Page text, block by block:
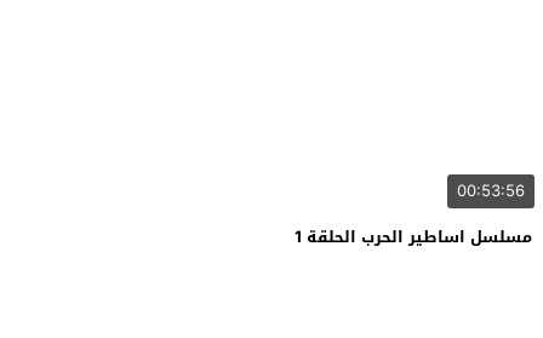
00:53:56
مسلسل اساطير الحرب الحلقة 1